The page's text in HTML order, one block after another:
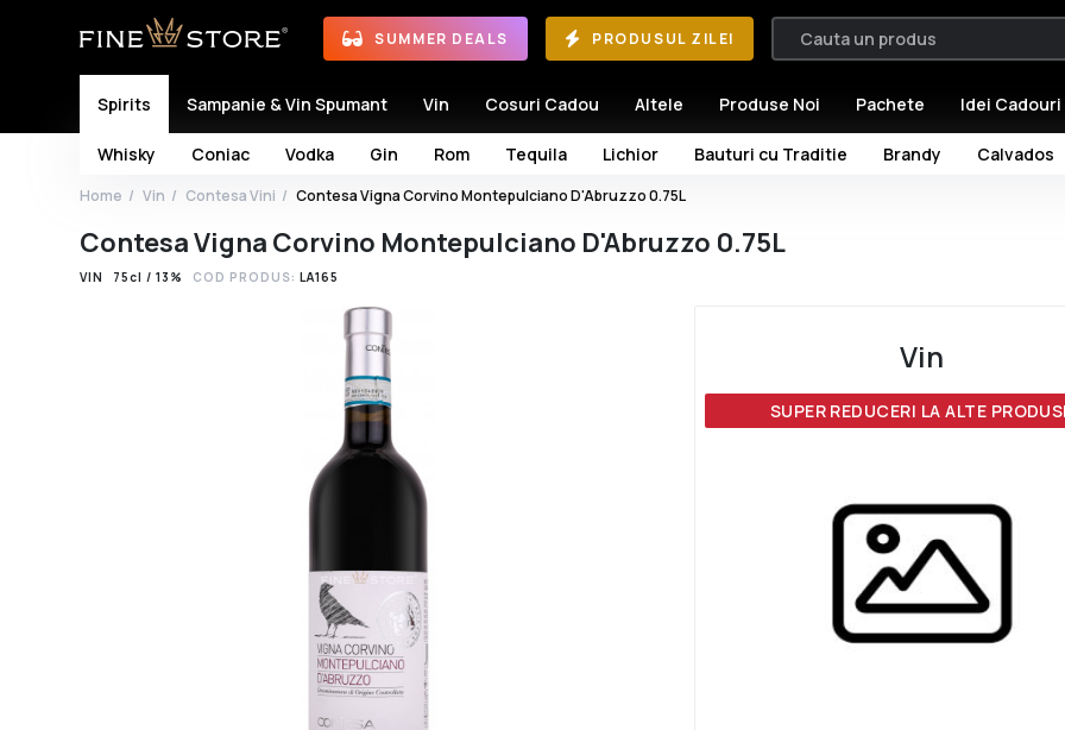
SUMMER DEALS PRODUSUL ZILEI
Spirits
Whisky Coniac Vodka Gin Rom Tequila Lichior Bauturi cu Traditie Brandy Calvados
Sampanie & Vin Spumant Vin Cosuri Cadou Altele Produse Noi Pachete Idei Cadouri
Home Vin Contesa Vini Contesa Vigna Corvino Montepulciano D'Abruzzo 0.75L
Contesa Vigna Corvino Montepulciano D'Abruzzo 0.75L
VIN 75cl / 13% COD PRODUS: LA165
Vin
SUPER REDUCERI LA ALTE